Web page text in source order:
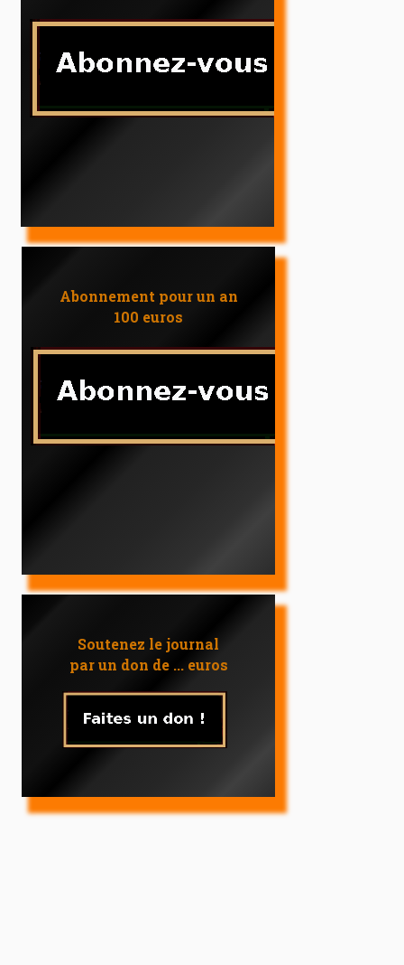
Abonnement pour un an
100 euros
Soutenez le journal
par un don de ... euros